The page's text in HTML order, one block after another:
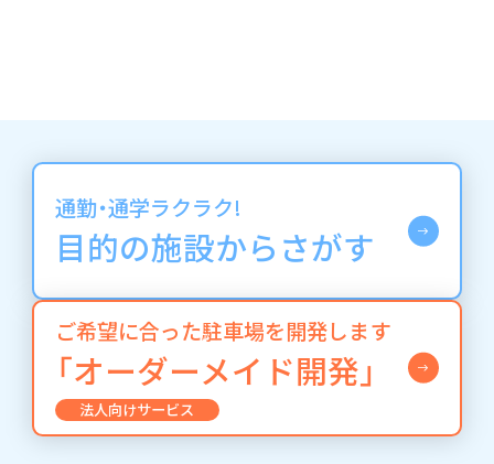
通勤・通学ラクラク!
目的の施設からさがす
ご希望に合った駐車場を開発します
「オーダーメイド開発」
法人向けサービス